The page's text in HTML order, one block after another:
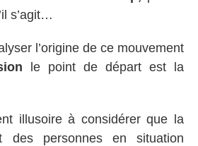
s’agit…
l’origine de ce mouvement
le point de départ est la
illusoire à considérer que la
des personnes en situation